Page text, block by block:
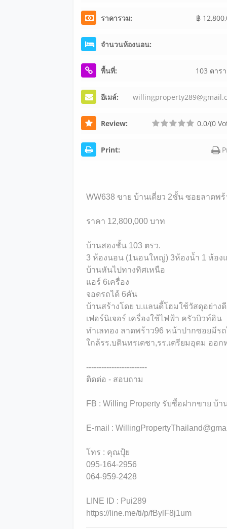
ราคารวม: ฿
จำนวนห้องนอน:
พื้นที่: 103 ตาร
อีเมล์: willingproperty289@gmail
Review: 0.0/(0
Print:
WW638 ขาย บ้านเดี่ยว 2ชั้น ซอยลาดพร้
ราคา 12,800,000 บาท
บ้านสองชั้น 103 ตรว.
3 ห้องนอน (1นอนใหญ่) 3ห้องน้ำ 1 ห้อ
บ้านหันไปทางทิศเหนือ
แอร์ 6เครื่อง
จอดรถได้ 6คัน
บ้านสร้างโดย บ.แลนดี้โฮมใช้วัสดุอย่างดี
เฟอร์นิเจอร์ เครื่องใช้ไฟฟ้า ครัวบิวท์อิน
ทำเลทอง ลาดพร้าว96 หน้าปากซอยมีร
ใกล้รร.บดินทรเดชา,รร.เตรียมอุดม ออ
------------------------
ติดต่อ - สอบถาม
FB : Willing Property รับซื้อฝากขาย บ้า
E-mail :
โทร : คุณปุ้ย
095-164-2956
064-959-2428
LINE ID : Pui289
https://line.me/ti/p/fBylF8j1um